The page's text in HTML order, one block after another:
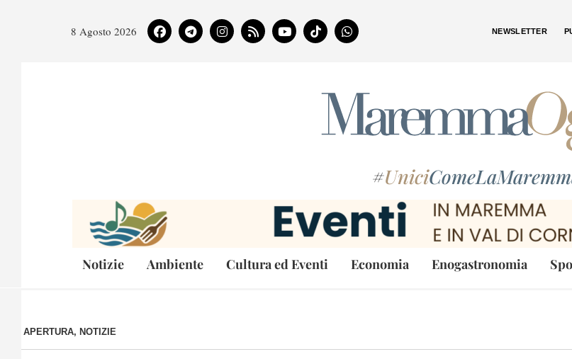
8 Agosto 2026 NEWSLETTER
#Unici
Notizie Ambiente Cultura ed Eventi Economia Enogastronomia
APERTURA, NOTIZIE